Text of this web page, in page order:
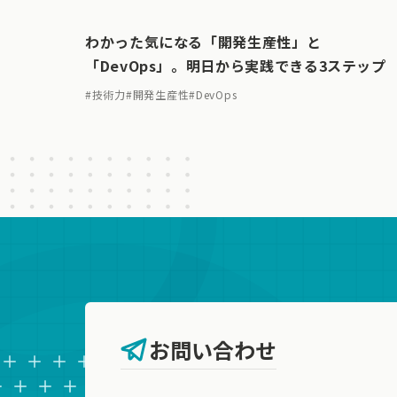
わかった気になる「開発生産性」と
「DevOps」。明日から実践できる3ステップ
#技術力#開発生産性#DevOps
お問い合わせ